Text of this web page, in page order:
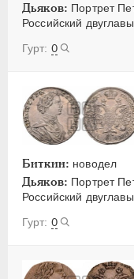
Дьяков: Портрет
Российский
0
Биткин: новодел
Дьяков: Портрет
Российский
0